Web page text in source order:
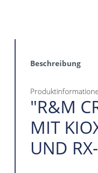
Beschreibung
"R&M
MIT
UND